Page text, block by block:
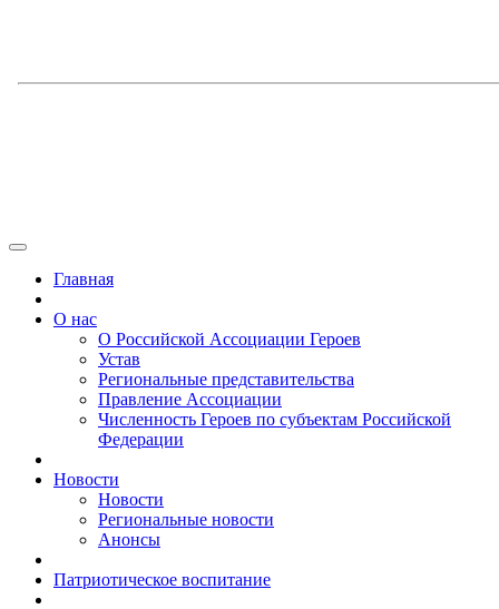
Главная
О нас
О Российской Ассоциации Героев
Устав
Региональные представительства
Правление Ассоциации
Численность Героев по субъектам Российской
Федерации
Новости
Новости
Региональные новости
Анонсы
Патриотическое воспитание